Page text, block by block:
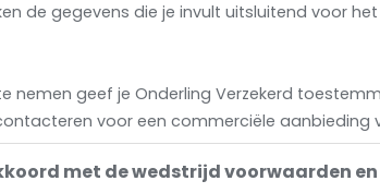
de gegevens die je invult uitsluitend voor
nemen geef je Onderling Verzekerd
voor een commerciële aanbieding
met de wedstrijd voorwaarden